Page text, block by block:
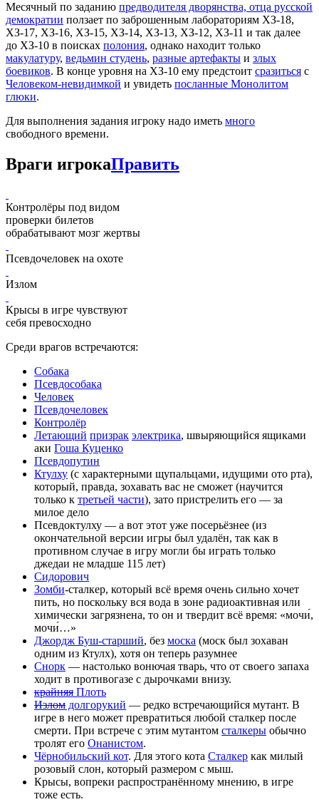
Месячный по заданию предводителя дворянства, отца русской
демократии ползает по заброшенным лабораториям ХЗ-18,
ХЗ-17, ХЗ-16, ХЗ-15, ХЗ-14, ХЗ-13, ХЗ-12, ХЗ-11 и так далее
до ХЗ-10 в поисках полония, однако находит только
макулатуру, ведьмин студень, разные артефакты и злых
боевиков. В конце уровня на ХЗ-10 ему предстоит сразиться с
Человеком-невидимкой и увидеть посланные Монолитом
глюки.
Для выполнения задания игроку надо иметь много
свободного времени.
Враги игрокаПравить
Контролёры под видом
проверки билетов
обрабатывают мозг жертвы
Псевдочеловек на охоте
Излом
Крысы в игре чувствуют
себя превосходно
Среди врагов встречаются:
Собака
Псевдособака
Человек
Псевдочеловек
Контролёр
Летающий призрак электрика, швыряющийся ящиками
аки Гоша Куценко
Псевдопутин
Ктулху (с характерными щупальцами, идущими ото рта),
который, правда, зохавать вас не сможет (научится
только к третьей части), зато пристрелить его — за
милое дело
Псевдоктулху — а вот этот уже посерьёзнее (из
окончательной версии игры был удалён, так как в
противном случае в игру могли бы играть только
джедаи не младше 115 лет)
Сидорович
Зомби-сталкер, который всё время очень сильно хочет
пить, но поскольку вся вода в зоне радиоактивная или
химически загрязнена, то он и твердит всё время: «мочи́,
мочи́…»
Джордж Буш-старший, без моска (моск был зохаван
одним из Ктулх), хотя он теперь разумнее
Снорк — настолько вонючая тварь, что от своего запаха
ходит в противогазе с дырочками внизу.
крайняя Плоть
Излом долгорукий — редко встречающийся мутант. В
игре в него может превратиться любой сталкер после
смерти. При встрече с этим мутантом сталкеры обычно
тролят его Онанистом.
Чёрнобильский кот. Для этого кота Сталкер как милый
розовый слон, который размером с мыш.
Крысы, вопреки распространённому мнению, в игре
тоже есть.